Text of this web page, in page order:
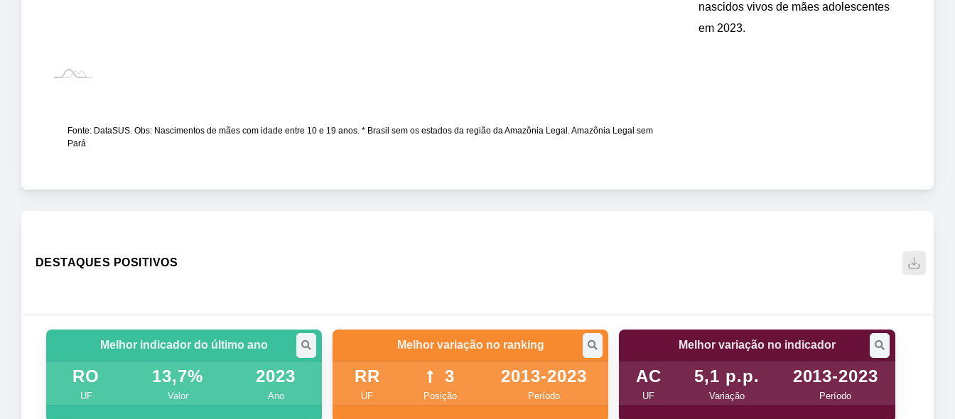
Fonte: DataSUS. Obs: Nascimentos de mães com idade entre 10 e 19 anos. * Brasil sem os estados da região da Amazônia Legal. Amazônia Legal sem
Pará
nascidos vivos de mães adolescentes
em 2023.
DESTAQUES POSITIVOS
Melhor indicador do último ano
RO
UF
13,7%
Valor
2023
Ano
Melhor variação no ranking
RR
UF
3
Posição
2013-2023
Período
Melhor variação no indicador
AC
UF
5,1 p.p.
Variação
2013-2023
Período